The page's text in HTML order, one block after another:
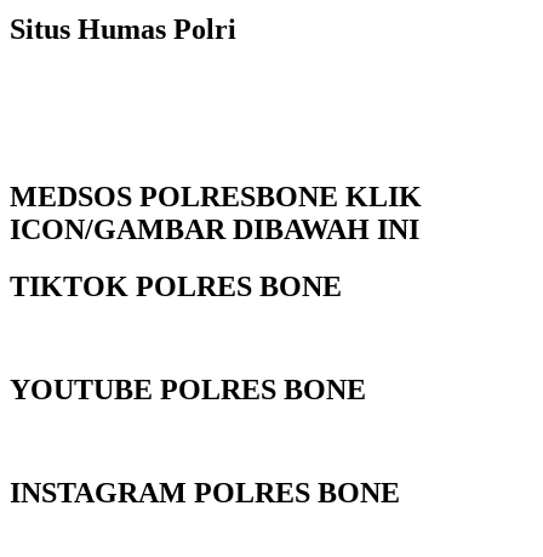
Situs Humas Polri
MEDSOS POLRESBONE KLIK
ICON/GAMBAR DIBAWAH INI
TIKTOK POLRES BONE
YOUTUBE POLRES BONE
INSTAGRAM POLRES BONE